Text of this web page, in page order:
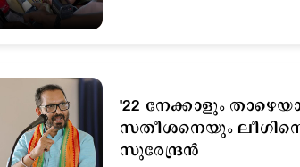
'22 നേക്കാളും
സതീശനെയും
സുരേന്ദ്രന്‍